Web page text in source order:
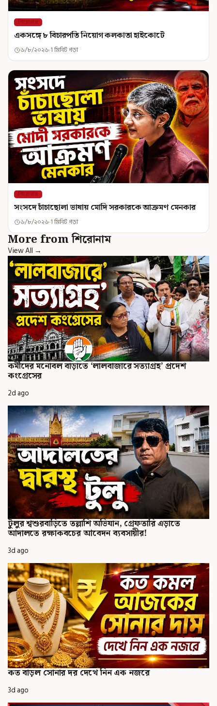
শিরোনাম
একসঙ্গে ৮ বিচারপতি নিয়োগ কলকাতা হাইকোর্টে
৬/৮/২০২৬ 1 মিনিট পড়া
শিরোনাম
সংসদে চাঁচাছোলা ভাষায় মোদি সরকারকে আক্রমণ মেনকার
৬/৮/২০২৬ 1 মিনিট পড়া
More from শিরোনাম
View All →
কর্মীদের মনোবল বাড়াতে ‘লালবাজারে সত্যাগ্রহ’ প্রদেশ
কংগ্রেসের
2d ago
টুলুর শ্বশুরবাড়িতে তল্লাশি অভিযান, গ্রেফতারি এড়াতে
আদালতে রক্ষাকবচের আবেদন ব্যবসায়ীর!
3d ago
কত বাড়ল সোনার দর দেখে নিন এক নজরে
3d ago